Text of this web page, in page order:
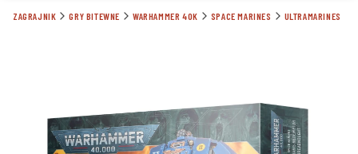
ZAGRAJNIK GRY BITEWNE WARHAMMER 40K SPACE MARINES ULTRAMARINES